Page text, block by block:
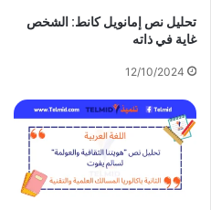
تحليل نص إمانويل كانط: الشخص
غاية في ذاته
12/10/2024